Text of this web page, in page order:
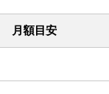
月額目安